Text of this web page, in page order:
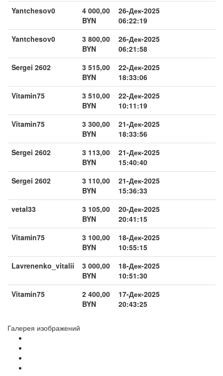
Yantchesov0
4 000,00
BYN
26-Дек-2025
06:22:19
Yantchesov0
3 800,00
BYN
26-Дек-2025
06:21:58
Sergei 2602
3 515,00
BYN
22-Дек-2025
18:33:06
Vitamin75
3 510,00
BYN
22-Дек-2025
10:11:19
Vitamin75
3 300,00
BYN
21-Дек-2025
18:33:56
Sergei 2602
3 113,00
BYN
21-Дек-2025
15:40:40
Sergei 2602
3 110,00
BYN
21-Дек-2025
15:36:33
vetal33
3 105,00
BYN
20-Дек-2025
20:41:15
Vitamin75
3 100,00
BYN
18-Дек-2025
10:55:15
Lavrenenko_vitalii
3 000,00
BYN
18-Дек-2025
10:51:30
Vitamin75
2 400,00
BYN
17-Дек-2025
20:43:25
Галерея изображений